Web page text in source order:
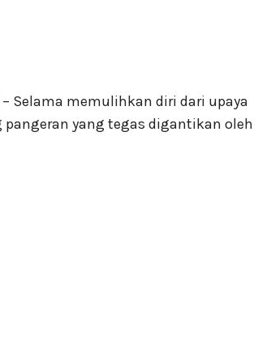
– Selama memulihkan diri dari upaya
yang tegas digantikan oleh